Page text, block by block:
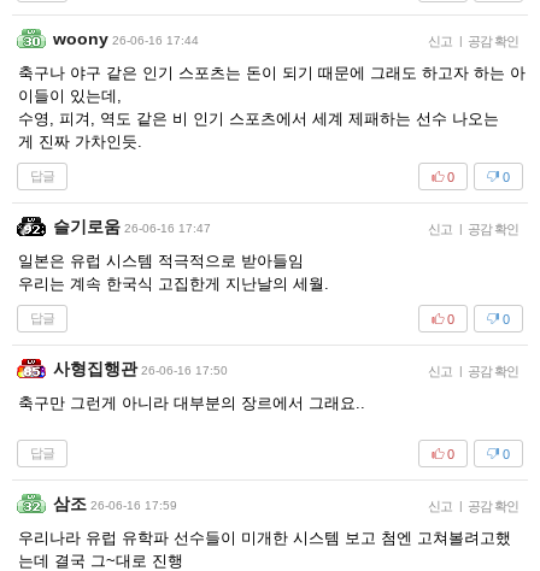
woony 26-06-16 17:44 신고 | 공감 확인
축구나 야구 같은 인기 스포츠는 돈이 되기 때문에 그래도 하고자 하는 아
이들이 있는데,
수영, 피겨, 역도 같은 비 인기 스포츠에서 세계 제패하는 선수 나오는
게 진짜 가차인듯.
답글 0
0
슬기로움 26-06-16 17:47 신고 | 공감 확인
일본은 유럽 시스템 적극적으로 받아들임
우리는 계속 한국식 고집한게 지난날의 세월.
답글 0
0
사형집행관 26-06-16 17:50 신고 | 공감 확인
축구만 그런게 아니라 대부분의 장르에서 그래요..
답글 0
0
삼조 26-06-16 17:59 신고 | 공감 확인
우리나라 유럽 유학파 선수들이 미개한 시스템 보고 첨엔 고쳐볼려고했
는데 결국 그~대로 진행